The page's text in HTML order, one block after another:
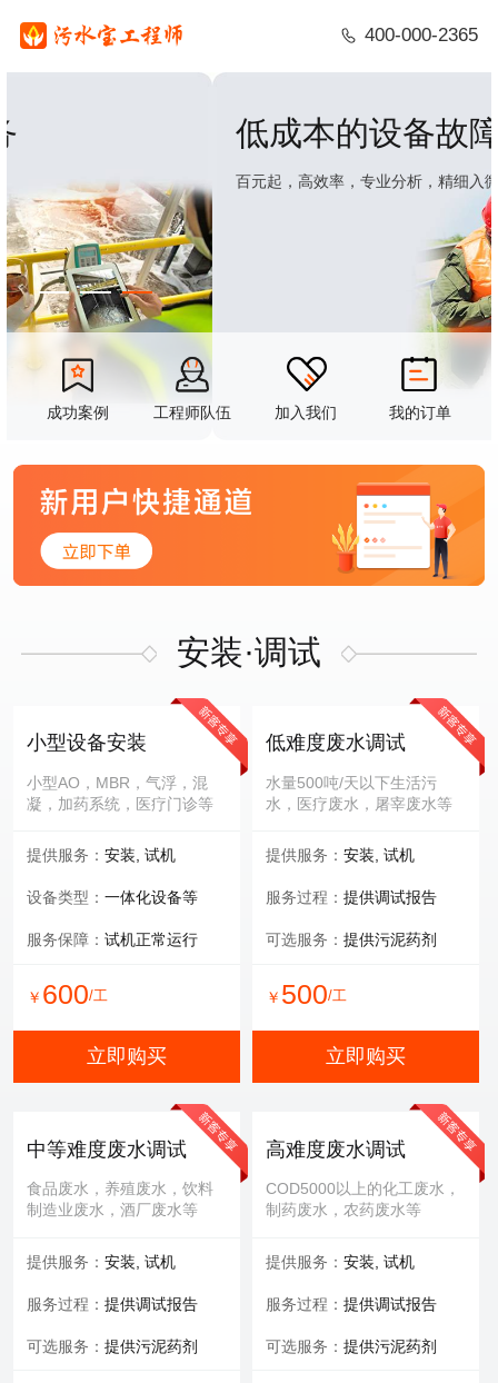
400-000-2365
低成本的设备故障排查服务
百元起，高效率，专业分析，精细入微
成功案例 工程师队伍 加入我们 我的订单
安装·调试
小型设备安装
小型AO，MBR，气浮，混
凝，加药系统，医疗门诊等
提供服务： 安装, 试机
设备类型： 一体化设备等
服务保障： 试机正常运行
￥ 600/工
立即购买
低难度废水调试
水量500吨/天以下生活污
水，医疗废水，屠宰废水等
提供服务： 安装, 试机
服务过程： 提供调试报告
可选服务： 提供污泥药剂
￥ 500/工
立即购买
中等难度废水调试
食品废水，养殖废水，饮料
制造业废水，酒厂废水等
提供服务： 安装, 试机
服务过程： 提供调试报告
可选服务： 提供污泥药剂
高难度废水调试
COD5000以上的化工废水，
制药废水，农药废水等
提供服务： 安装, 试机
服务过程： 提供调试报告
可选服务： 提供污泥药剂